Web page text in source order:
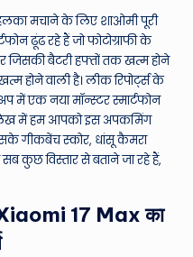
मचाने के लिए शाओमी पूरी
ढूंढ रहे हैं जो फोटोग्राफी के
बैटरी हफ्तों तक खत्म होने
होने वाली है। लीक रिपोर्ट्स के
में एक नया मॉन्स्टर स्मार्टफोन
लेख में हम आपको इस अपकमिंग
गीकबेंच स्कोर, धांसू कैमरा
कुछ विस्तार से बताने जा रहे हैं,
17 Max का